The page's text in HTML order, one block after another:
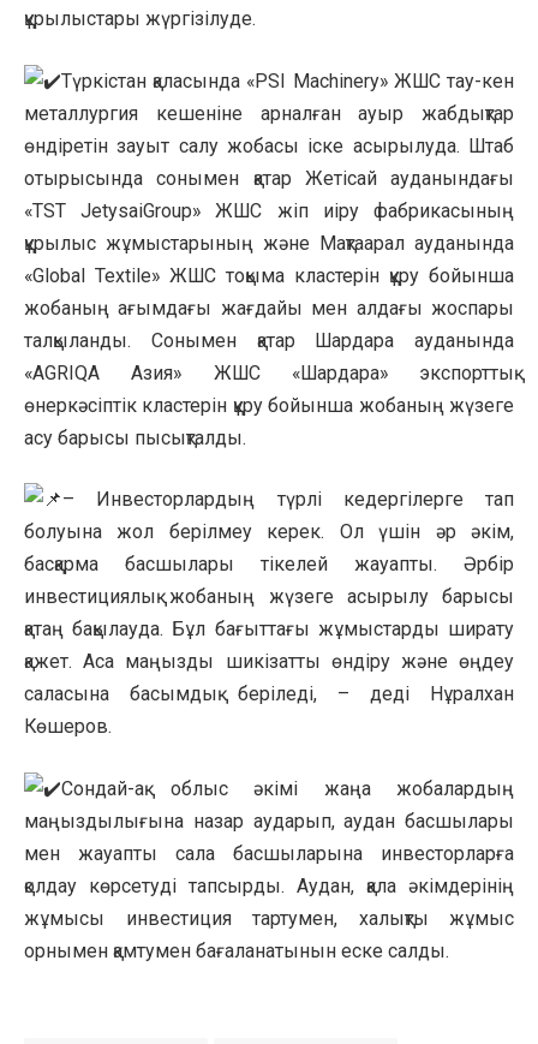
құрылыстары жүргізілуде.
Түркістан қаласында «PSI Machinery» ЖШС тау-кен
металлургия кешеніне арналған ауыр жабдықтар
өндіретін зауыт салу жобасы іске асырылуда. Штаб
отырысында сонымен қатар Жетісай ауданындағы
«TST JetysaiGroup» ЖШС жіп иіру фабрикасының
құрылыс жұмыстарының және Мақтаарал ауданында
«Global Textile» ЖШС тоқыма кластерін құру бойынша
жобаның ағымдағы жағдайы мен алдағы жоспары
талқыланды. Сонымен қатар Шардара ауданында
«AGRIQA Азия» ЖШС «Шардара» экспорттық
өнеркәсіптік кластерін құру бойынша жобаның жүзеге
асу барысы пысықталды.
– Инвесторлардың түрлі кедергілерге тап
болуына жол берілмеу керек. Ол үшін әр әкім,
басқарма басшылары тікелей жауапты. Әрбір
инвестициялық жобаның жүзеге асырылу барысы
қатаң бақылауда. Бұл бағыттағы жұмыстарды ширату
қажет. Аса маңызды шикізатты өндіру және өңдеу
саласына басымдық беріледі, – деді Нұралхан
Көшеров.
Сондай-ақ облыс әкімі жаңа жобалардың
маңыздылығына назар аударып, аудан басшылары
мен жауапты сала басшыларына инвесторларға
қолдау көрсетуді тапсырды. Аудан, қала әкімдерінің
жұмысы инвестиция тартумен, халықты жұмыс
орнымен қамтумен бағаланатынын еске салды.